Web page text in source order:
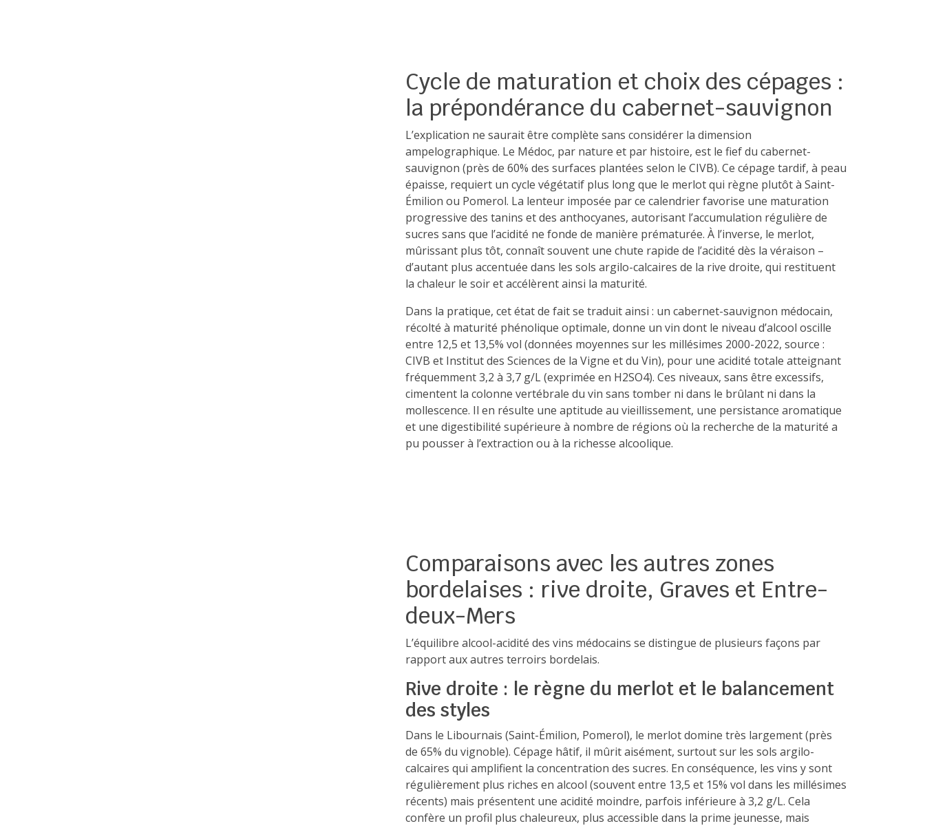
Cycle de maturation et choix des cépages :
la prépondérance du cabernet-sauvignon
L’explication ne saurait être complète sans considérer la dimension
ampelographique. Le Médoc, par nature et par histoire, est le fief du cabernet-
sauvignon (près de 60% des surfaces plantées selon le CIVB). Ce cépage tardif, à peau
épaisse, requiert un cycle végétatif plus long que le merlot qui règne plutôt à Saint-
Émilion ou Pomerol. La lenteur imposée par ce calendrier favorise une maturation
progressive des tanins et des anthocyanes, autorisant l’accumulation régulière de
sucres sans que l’acidité ne fonde de manière prématurée. À l’inverse, le merlot,
mûrissant plus tôt, connaît souvent une chute rapide de l’acidité dès la véraison –
d’autant plus accentuée dans les sols argilo-calcaires de la rive droite, qui restituent
la chaleur le soir et accélèrent ainsi la maturité.
Dans la pratique, cet état de fait se traduit ainsi : un cabernet-sauvignon médocain,
récolté à maturité phénolique optimale, donne un vin dont le niveau d’alcool oscille
entre 12,5 et 13,5% vol (données moyennes sur les millésimes 2000-2022, source :
CIVB et Institut des Sciences de la Vigne et du Vin), pour une acidité totale atteignant
fréquemment 3,2 à 3,7 g/L (exprimée en H2SO4). Ces niveaux, sans être excessifs,
cimentent la colonne vertébrale du vin sans tomber ni dans le brûlant ni dans la
mollescence. Il en résulte une aptitude au vieillissement, une persistance aromatique
et une digestibilité supérieure à nombre de régions où la recherche de la maturité a
pu pousser à l’extraction ou à la richesse alcoolique.
Comparaisons avec les autres zones
bordelaises : rive droite, Graves et Entre-
deux-Mers
L’équilibre alcool-acidité des vins médocains se distingue de plusieurs façons par
rapport aux autres terroirs bordelais.
Rive droite : le règne du merlot et le balancement
des styles
Dans le Libournais (Saint-Émilion, Pomerol), le merlot domine très largement (près
de 65% du vignoble). Cépage hâtif, il mûrit aisément, surtout sur les sols argilo-
calcaires qui amplifient la concentration des sucres. En conséquence, les vins y sont
régulièrement plus riches en alcool (souvent entre 13,5 et 15% vol dans les millésimes
récents) mais présentent une acidité moindre, parfois inférieure à 3,2 g/L. Cela
confère un profil plus chaleureux, plus accessible dans la prime jeunesse, mais